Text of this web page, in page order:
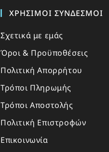
ΧΡΉΣΙΜΟΙ ΣΎΝΔΕΣΜΟΙ
Σχετικά με εμάς
Όροι & Προϋποθέσεις
Πολιτική Απορρήτου
Τρόποι Πληρωμής
Τρόποι Αποστολής
Πολιτική Επιστροφών
Επικοινωνία